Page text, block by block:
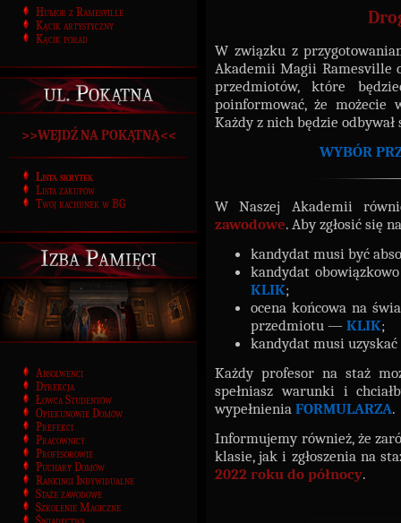
Humor z Ramesville
Kącik artystyczny
Kącik porad
ul. Pokątna
>>WEJDŹ NA POKĄTNĄ<<
Lista skrytek
Lista zakupów
Twój rachunek w BG
Izba Pamięci
Absolwenci
Dyrekcja
Łowca Studentów
Opiekunowie Domów
Prefekci
Pracownicy
Profesorowie
Puchary Domów
Rankingi Indywidualne
Staże zawodowe
Szkolenie Magiczne
W związku z
Akademii Magii Ramesville
przedmiotów, które
poinformować, że
Każdy z nich będzie
WYBÓR
W Naszej Akademii
zawodowe. Aby zgłosić się
kandydat musi być
kandydat
KLIK;
ocena końcowa na
przedmiotu — KLIK;
kandydat musi uzyskać
Każdy profesor na staż
spełniasz warunki i
wypełnienia FORMULARZA.
Informujemy również, że
klasie, jak i zgłoszenia na
2022 roku do północy.